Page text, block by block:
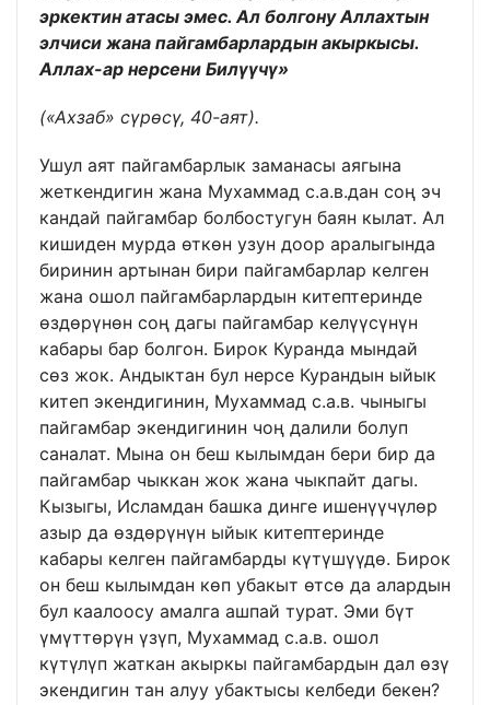
эркектин атасы эмес. Ал болгону Аллахтын
элчиси жана пайгамбарлардын акыркысы.
Аллах-ар нерсени Билүүчү»
(«Ахзаб» сүрөсү, 40-аят).
Ушул аят пайгамбарлык заманасы аягына
жеткендигин жана Мухаммад с.а.в.дан соң эч
кандай пайгамбар болбостугун баян кылат. Ал
кишиден мурда өткөн узун доор аралыгында
биринин артынан бири пайгамбарлар келген
жана ошол пайгамбарлардын китептеринде
өздөрүнөн соң дагы пайгамбар келүүсүнүн
кабары бар болгон. Бирок Куранда мындай
сөз жок. Андыктан бул нерсе Курандын ыйык
китеп экендигинин, Мухаммад с.а.в. чыныгы
пайгамбар экендигинин чоң далили болуп
саналат. Мына он беш кылымдан бери бир да
пайгамбар чыккан жок жана чыкпайт дагы.
Кызыгы, Исламдан башка динге ишенүүчүлөр
азыр да өздөрүнүн ыйык китептеринде
кабары келген пайгамбарды күтүшүүдө. Бирок
он беш кылымдан көп убакыт өтсө да алардын
бул каалоосу амалга ашпай турат. Эми бүт
үмүттөрүн үзүп, Мухаммад с.а.в. ошол
күтүлүп жаткан акыркы пайгамбардын дал өзү
экендигин тан алуу убактысы келбеди бекен?